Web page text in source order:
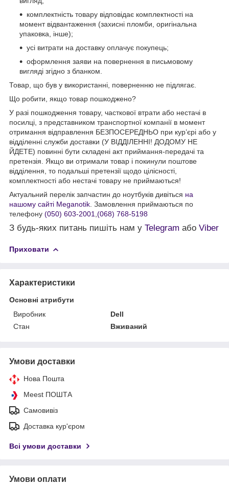
комплектність товару відповідає комплектності на
момент відвантаження (захисні пломби, оригінальна
упаковка, інше);
усі витрати на доставку оплачує покупець;
оформлення заяви на повернення в письмовому
вигляді згідно з бланком.
Товар, що був у використанні, поверненню не підлягає.
Що робити, якщо товар пошкоджено?
У разі пошкодження товару, часткової втрати або нестачі в
посилці, з представником транспортної компанії в момент
отримання відправлення БЕЗПОСЕРЕДНЬО при кур’єрі або у
відділенні служби доставки (У ВІДДІЛЕННІ! ДОДОМУ НЕ
ЙДЕТЕ) повинні бути складені акт приймання-передачі та
претензія. Якщо ви отримали товар і покинули поштове
відділення, то подальші претензії щодо цілісності,
комплектності або нестачі товару не приймаються!
Актуальний перелік запчастин до ноутбуків дивіться на
нашому сайті Meganotik . Замовлення приймаються по
телефону (050) 603-2001 (068) 768-5198
З будь-яких питань пишіть нам у Telegram або Viber
Приховати
Характеристики
Основні атрибути
Виробник
Dell
Стан
Вживаний
Умови доставки
Нова Пошта
Meest ПОШТА
Самовивіз
Доставка кур'єром
Всі умови доставки
Умови оплати